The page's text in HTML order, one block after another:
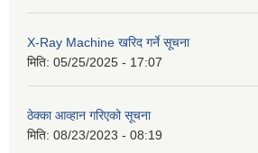
X-Ray Machine खरिद गर्ने सूचना
मिति: 05/25/2025 - 17:07
ठेक्का आव्हान गरिएको सूचना
मिति: 08/23/2023 - 08:19